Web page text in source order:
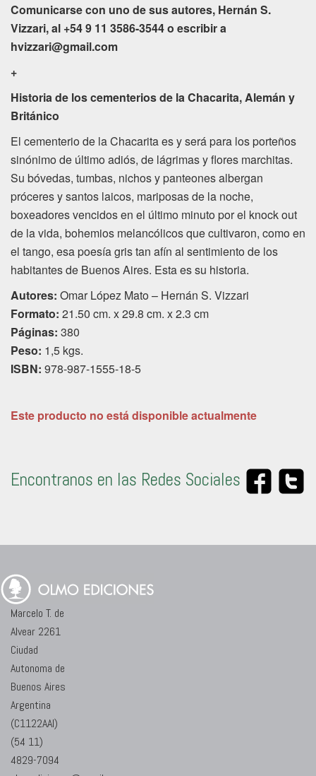
Comunicarse con uno de sus autores, Hernán S.
Vizzari, al +54 9 11 3586-3544 o escribir a
hvizzari@gmail.com
+
Historia de los cementerios de la Chacarita, Alemán y
Británico
El cementerio de la Chacarita es y será para los porteños
sinónimo de último adiós, de lágrimas y flores marchitas.
Su bóvedas, tumbas, nichos y panteones albergan
próceres y santos laicos, mariposas de la noche,
boxeadores vencidos en el último minuto por el knock out
de la vida, bohemios melancólicos que cultivaron, como en
el tango, esa poesía gris tan afín al sentimiento de los
habitantes de Buenos Aires. Esta es su historia.
Autores: Omar López Mato – Hernán S. Vizzari
Formato: 21.50 cm. x 29.8 cm. x 2.3 cm
Páginas: 380
Peso: 1,5 kgs.
ISBN: 978-987-1555-18-5
Este producto no está disponible actualmente
Encontranos en las Redes Sociales
Marcelo T. de
Alvear 2261
Ciudad
Autonoma de
Buenos Aires
Argentina
(C1122AAI)
(54 11)
4829-7094